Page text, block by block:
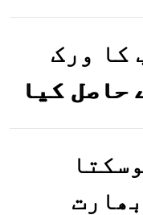
ہو
کا ورک
حاصل کیا